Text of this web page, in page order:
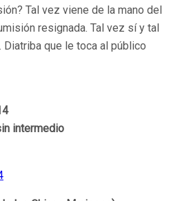
Tal vez viene de la mano del
resignada. Tal vez sí y tal
que le toca al público
intermedio